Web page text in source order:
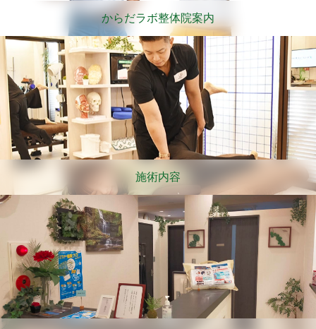
からだラボ整体院案内
施術内容